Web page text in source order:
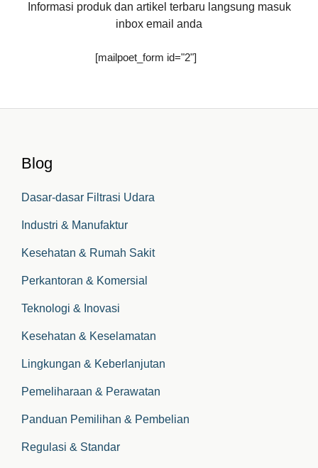
Informasi produk dan artikel terbaru langsung masuk
inbox email anda
[mailpoet_form id="2"]
Blog
Dasar-dasar Filtrasi Udara
Industri & Manufaktur
Kesehatan & Rumah Sakit
Perkantoran & Komersial
Teknologi & Inovasi
Kesehatan & Keselamatan
Lingkungan & Keberlanjutan
Pemeliharaan & Perawatan
Panduan Pemilihan & Pembelian
Regulasi & Standar